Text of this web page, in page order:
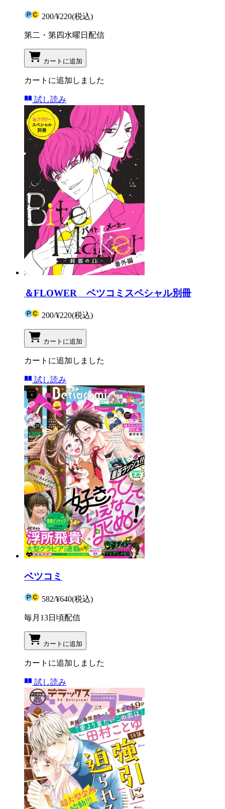
200/¥220(税込)
第二・第四水曜日配信
カートに追加
カートに追加しました
試し読み
＆FLOWER ベツコミスペシャル別冊
200/¥220(税込)
カートに追加
カートに追加しました
試し読み
ベツコミ
582/¥640(税込)
毎月13日頃配信
カートに追加
カートに追加しました
試し読み